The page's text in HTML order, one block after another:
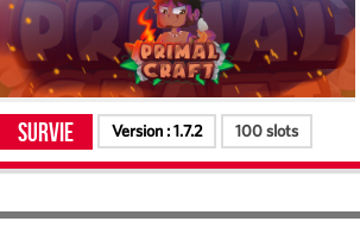
Survie Version :1.7.2 100 slots